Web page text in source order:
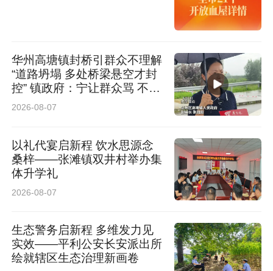
华州高塘镇封桥引群众不理解
“道路坍塌 多处桥梁悬空才封
控” 镇政府：宁让群众骂 不让
群众哭
2026-08-07
以礼代宴启新程 饮水思源念
桑梓——张滩镇双井村举办集
体升学礼
2026-08-07
生态警务启新程 多维发力见
实效——平利公安长安派出所
绘就辖区生态治理新画卷